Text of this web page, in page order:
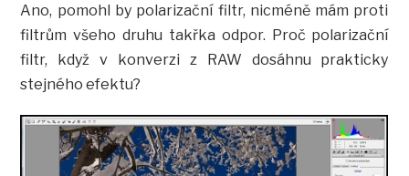
Ano, pomohl by polarizační filtr, nicméně mám proti
filtrům všeho druhu takřka odpor. Proč polarizační
filtr, když v konverzi z RAW dosáhnu prakticky
stejného efektu?